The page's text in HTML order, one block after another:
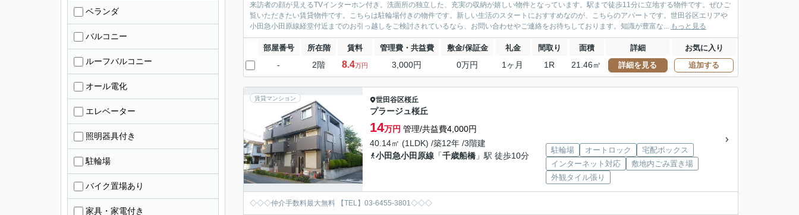
来訪者の顔が見えるTVインターホン付き。洗面所の独立した、充実の収納が嬉しい物件となっています。駅まで徒歩11分に立地する物件です。ぜひご
覧いただきたい賃貸物件です。こちらは駐輪場付きの物件です。新しい生活のスタートにおすすめなのが、こちらのアパートです。世田谷区エリアや
小田急小田原線経堂付近までのお引っ越しをご検討されているなら、お問い合わせやご連絡をお待ちしております。知識が豊富な... もっと見る
部屋番号 所在階 賃料 管理費・共益費 敷金/保証金 礼金 間取り 面積 詳細 お気に入り
- 2階 8.4万円 3,000円 0万円 1ヶ月 1R 21.46㎡ 詳細を見る 追加する
賃貸マンション 世田谷区桜丘
プラージュ桜丘
14万円 管理/共益費4,000円
40.14㎡ (1LDK) /築12年 /3階建
小田急小田原線 「千歳船橋 」駅 徒歩10分
駐輪場 オートロック
宅配ボックス
インターネット対応
敷地内ごみ置き場
外観タイル張り
◇◇◇仲介手数料最大無料 【TEL】03-6455-3801◇◇◇
ベランダ
バルコニー
ルーフバルコニー
オール電化
エレベーター
照明器具付き
駐輪場
バイク置場あり
家具・家電付き